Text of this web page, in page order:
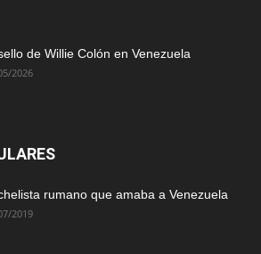
de Willie Colón en Venezuela
2026
rumano que amaba a Venezuela
2019